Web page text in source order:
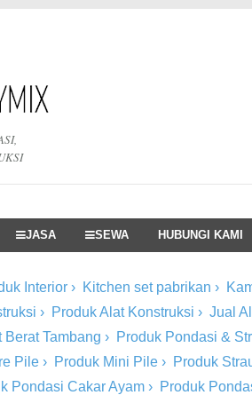
JASA SEWA HUBUNGI KAMI
Interior › Kitchen set pabrikan ›
› Produk Alat Konstruksi › Jual
Berat Tambang › Produk Pondasi &
Pile › Produk Mini Pile › Produk
Pondasi Cakar Ayam › Produk